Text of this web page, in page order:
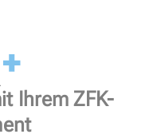
Ihrem ZFK-